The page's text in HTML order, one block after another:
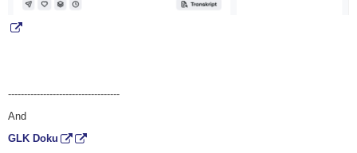
-----------------------------------
And
GLK Doku